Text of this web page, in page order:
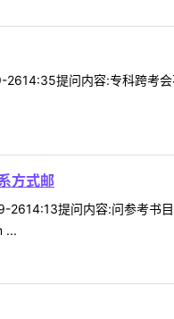
提问内容:专科跨考
方式邮
提问内容:问参考书
...